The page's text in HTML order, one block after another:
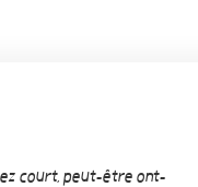
court, peut-être ont-